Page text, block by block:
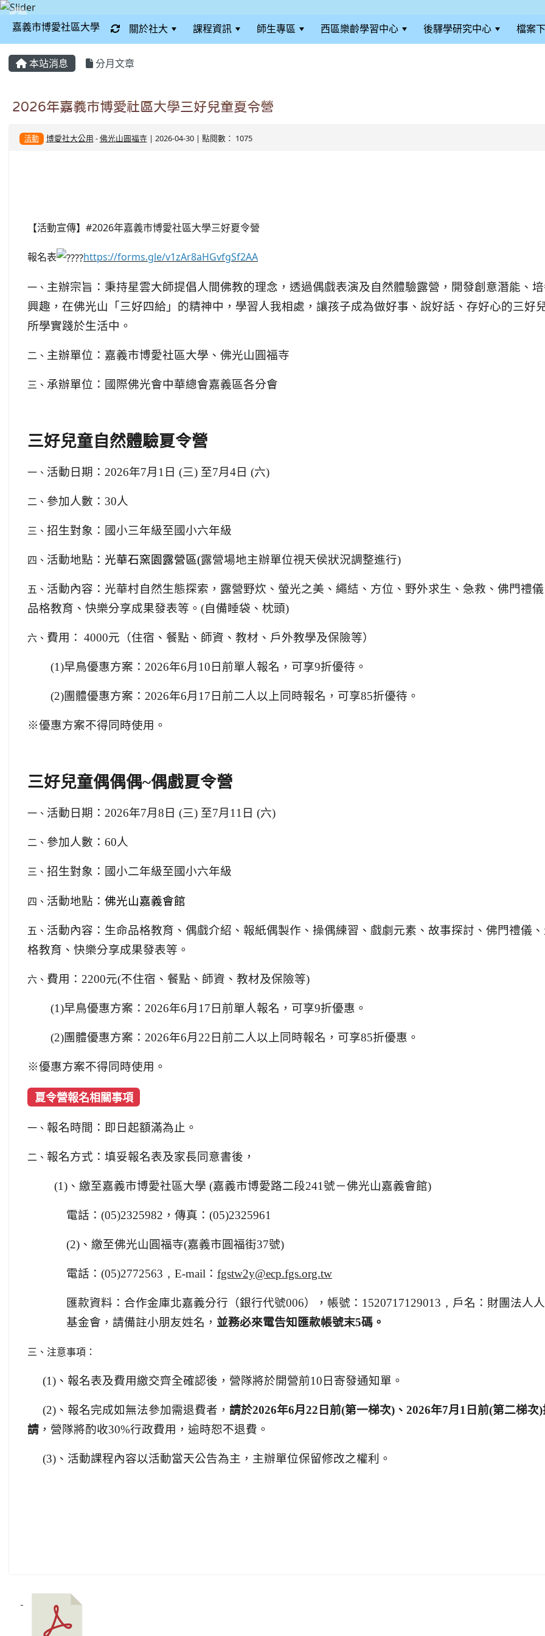
嘉義市博愛社區大學 關於社大 課程資訊 師生專區 西區樂齡學習中心 後驛學研究中心 檔案
本站消息 分月文章
2026年嘉義市博愛社區大學三好兒童夏令營
活動 博愛社大公用 -佛光山圓福寺| 2026-04-30 | 點閱數： 1075
【活動宣傳】#2026年嘉義市博愛社區大學三好夏令營
報名表 https://forms.gle/v1zAr8aHGvfgSf2AA
一、 主辦宗旨：秉持星雲大師提倡人間佛教的理念，透過偶戲表演及自然體驗露營，開發創意潛能、
興趣，在佛光山「三好四給」的精神中，學習人我相處，讓孩子成為做好事、說好話、存好心的三好
所學實踐於生活中。
二、 主辦單位：嘉義市博愛社區大學、佛光山圓福寺
三、 承辦單位： 國際佛光會中華總會嘉義區各分會
三好兒童自然體驗夏令營
一、 活動日期 ： 2026年7月 1 日 (三) 至7月 4日 (六)
二、 參加人數： 30人
三、 招生對象：國小三年級至國小六年級
四、 活動地點： 光華石窯園露營區(露營場地主辦單位視天侯狀況調整進行)
五、 活動內容：光華村自然生態探索，露營野炊、螢光之美、繩結、方位、野外求生、急救、佛門禮
品格教育、 快樂分享成果發表等 。(自備睡袋、枕頭)
六、 費用： 4000元（住宿、餐點、師資、教材、戶外教學及保險等）
(1)早鳥優惠方案： 2026年6月 10日前單人報名 ，可享9折優待。
(2)團體優惠方案： 2026年6月 17日前二人以上同時報名，可享85折優待。
※優惠方案不得同時使用。
三好兒童偶偶偶~偶戲夏令營
一、 活動日期 ： 2026年7月 8日 (三) 至7月 11 日 (六)
二、 參加人數： 60人
三、 招生對象：國小二年級至國小六年級
四、 活動地點： 佛光山嘉義會館
五、 活動內容： 生命品格教育、偶戲介紹、報紙偶製作、操偶練習、戲劇元素、故事探討、 佛門禮儀
格教育、 快樂分享成果發表等。
六、 費用： 2200元(不住宿、餐點、師資、教材及保險等)
(1)早鳥優惠方案： 2026年6月 17日前單人報名，可享9折優惠。
(2)團體優惠方案： 2026年6月 22日前二人以上同時報名，可享85折優惠。
※優惠方案不得同時使用。
夏令營報名相關事項
一、 報名時間：即日起額滿為止。
二、 報名方式：填妥報名表及家長同意書後，
(1)、繳至嘉義市博愛社區大學 (嘉義市博愛路二段241號－佛光山嘉義會館)
電話： (05)2325982 ，傳真： (05)2325961
(2)、繳至佛光山圓福寺(嘉義市圓福街37號)
電話： (05)2772563，E-mail ： fgstw2y@ecp.fgs.org.tw
匯款資料：合作金庫北嘉義分行（銀行代號006），帳號： 1520717129013， 戶名：財團法人
基金會，請備註小朋友姓名， 並務必來電告知匯款帳號末5碼。
三、注意事項：
(1)、報名表及費用繳交齊全確認後，營隊將於開營前10日寄發通知單。
(2)、報名完成如無法參加需退費者， 請於2026年6月 22 日前(第一梯次) 、 2026年7月 1 日前(第二梯次)
請 ，營隊將酌收30%行政費用，逾時恕不退費。
(3)、活動課程內容以活動當天公告為主，主辦單位保留修改之權利。